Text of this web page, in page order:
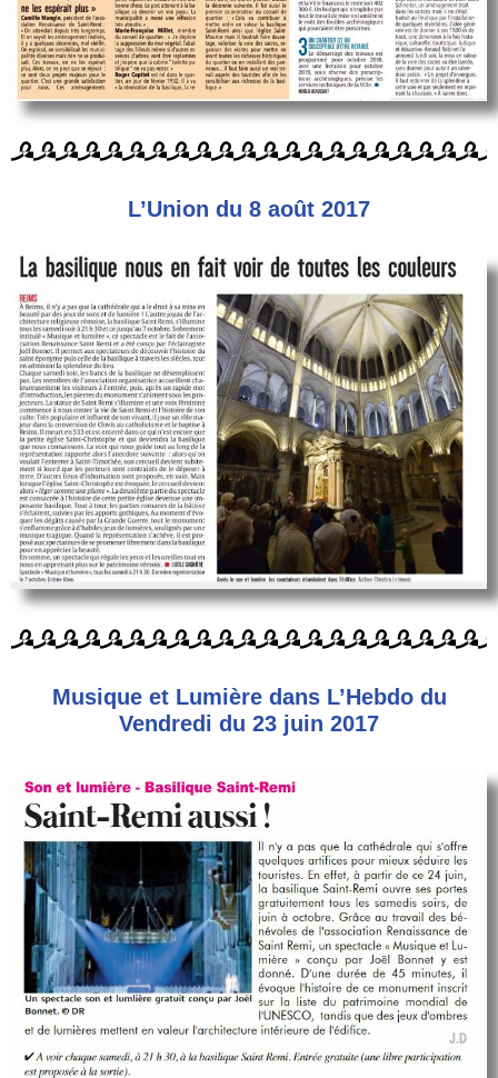
L’Union du 8 août 2017
Musique et Lumière dans L’Hebdo du
Vendredi du 23 juin 2017